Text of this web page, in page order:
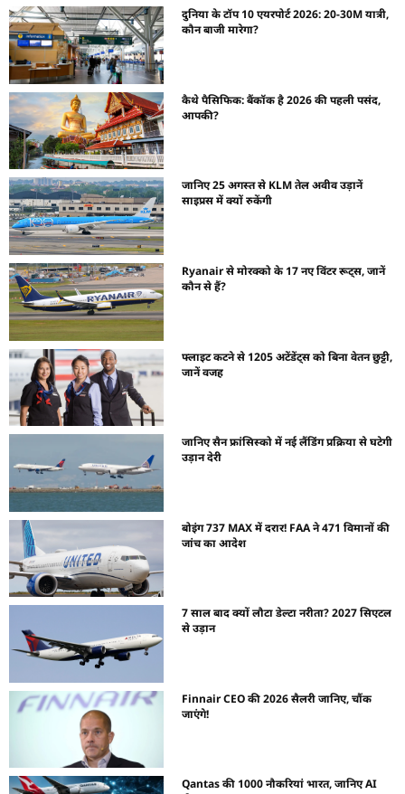
दुनिया के टॉप 10 एयरपोर्ट 2026: 20-30M यात्री,
कौन बाजी मारेगा?
कैथे पैसिफिक: बैंकॉक है 2026 की पहली पसंद,
आपकी?
जानिए 25 अगस्त से KLM तेल अवीव उड़ानें
साइप्रस में क्यों रुकेंगी
Ryanair से मोरक्को के 17 नए विंटर रूट्स, जानें
कौन से हैं?
फ्लाइट कटने से 1205 अटेंडेंट्स को बिना वेतन छुट्टी,
जानें वजह
जानिए सैन फ्रांसिस्को में नई लैंडिंग प्रक्रिया से घटेगी
उड़ान देरी
बोइंग 737 MAX में दरार! FAA ने 471 विमानों की
जांच का आदेश
7 साल बाद क्यों लौटा डेल्टा नरीता? 2027 सिएटल
से उड़ान
Finnair CEO की 2026 सैलरी जानिए, चौंक
जाएंगे!
Qantas की 1000 नौकरियां भारत, जानिए AI